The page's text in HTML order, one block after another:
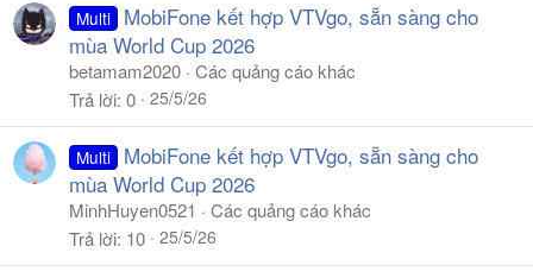
Multi
MobiFone kết hợp VTVgo, sẵn sàng cho
mùa World Cup 2026
betamam2020 Các quảng cáo khác
Trả lời 0 25/5/26
Multi
MobiFone kết hợp VTVgo, sẵn sàng cho
mùa World Cup 2026
MinhHuyen0521
Các quảng cáo khác
Trả lời 10 25/5/26